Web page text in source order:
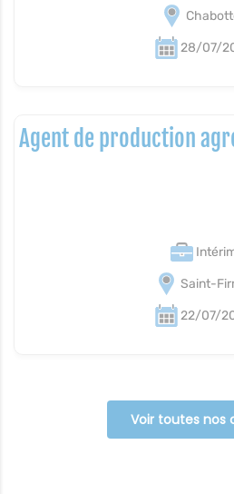
28/07/
Agent de production
Saint-
22/07/
Voir toutes nos